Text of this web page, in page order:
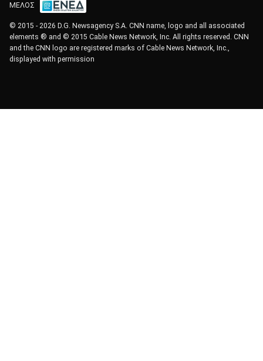
ΜΕΛΟΣ
© 2015 - 2026 D.G. Newsagency S.A. CNN name, logo and all associated
elements ® and © 2015 Cable News Network, Inc. All rights reserved. CNN
and the CNN logo are registered marks of Cable News Network, Inc.,
displayed with permission